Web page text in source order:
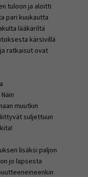
tuloon ja aloitti
pari kuukautta
lääkäriltä
kärsivillä
ratkaisut ovat
muutkin
suljettuun
lisäksi paljon
jo lapsesta